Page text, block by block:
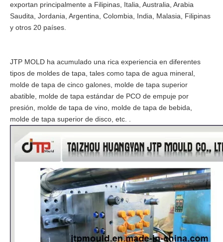
exportan principalmente a Filipinas, Italia, Australia, Arabia
Saudita, Jordania, Argentina, Colombia, India, Malasia, Filipinas
y otros 20 países.
JTP MOLD ha acumulado una rica experiencia en diferentes
tipos de moldes de tapa, tales como tapa de agua mineral,
molde de tapa de cinco galones, molde de tapa superior
abatible, molde de tapa estándar de PCO de empuje por
presión, molde de tapa de vino, molde de tapa de bebida,
molde de tapa superior de disco, etc. .